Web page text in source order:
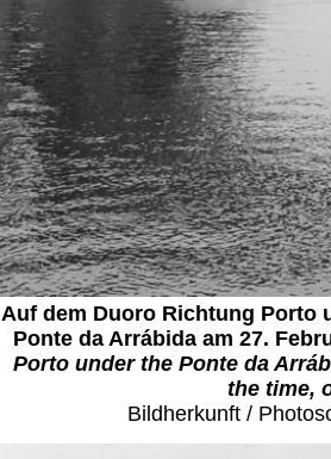
Auf dem Duoro Richtung Porto
Ponte da Arrábida am 27.
Porto under the Ponte da
the time,
Bildherkunft /